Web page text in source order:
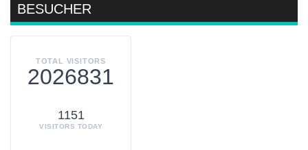
BESUCHER
TOTAL VISITORS
2026831
1151
VISITORS TODAY